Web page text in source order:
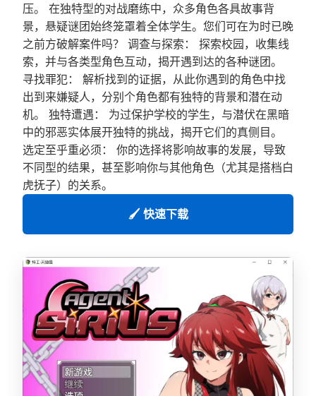
压。 在独特型的对战磨练中，众多角色各具故事背
景，悬疑谜团始终笼罩着全体学生。您们可在为时已晚
之前方破解案件吗？ 调查与探索： 探索校园，收集线
索，并与各类型角色互动，揭开遇到达的各种谜团。
寻找罪犯： 解析找到的证据，从此你遇到的角色中找
出到来嫌疑人，分别个角色都有独特的背景和潜在动
机。 独特遭遇： 为过保护学校的学生，与潜伏在黑暗
中的邪恶实体展开独特的挑战，揭开它们的真侧目。
选定至乎重必须： 你的选择将影响故事的发展，导致
不同型的结果，甚至影响你与其他角色（尤其是搭档白
虎抚子）的关系。
🖌️ 快速下载